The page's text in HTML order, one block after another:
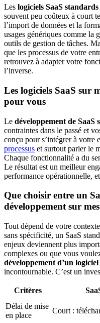
Les logiciels SaaS standards
souvent peu coûteux à court
l’import de données et la
usages génériques comme la
outils de gestion de tâches.
que les processus de votre
retrouvez à adapter votre
l’inverse.
Les logiciels SaaS sur
pour vous
Le développement de SaaS
contraintes dans le passé et
conçu pour s’intégrer à votre
processus et surtout parler le
Chaque fonctionnalité a du
Le résultat est un meilleur
performance opérationnelle,
Que choisir entre un
développement sur
Tout dépend de votre
sans spécificité, un SaaS
enjeux deviennent plus
complexes ou que vous
développement d’un
incontournable. C’est un
Critères
Délai de mise
en place
Court :